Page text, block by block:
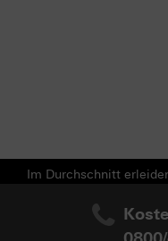
Im Durchschnitt